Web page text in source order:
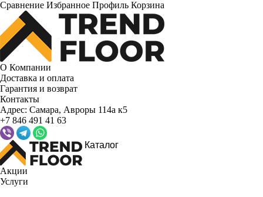
Сравнение Избранное Профиль Корзина
О Компании
Доставка и оплата
Гарантия и возврат
Контакты
Адрес: Самара, Авроры 114а к5
+7 846 491 41 63
Каталог
Акции
Услуги